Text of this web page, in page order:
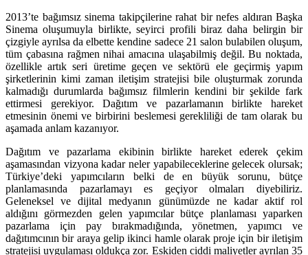
2013’te bağımsız sinema takipçilerine rahat bir nefes aldıran Başka
Sinema oluşumuyla birlikte, seyirci profili biraz daha belirgin bir
çizgiyle ayrılsa da elbette kendine sadece 21 salon bulabilen oluşum,
tüm çabasına rağmen nihai amacına ulaşabilmiş değil. Bu noktada,
özellikle artık seri üretime geçen ve sektörü ele geçirmiş yapım
şirketlerinin kimi zaman iletişim stratejisi bile oluşturmak zorunda
kalmadığı durumlarda bağımsız filmlerin kendini bir şekilde fark
ettirmesi gerekiyor. Dağıtım ve pazarlamanın birlikte hareket
etmesinin önemi ve birbirini beslemesi gerekliliği de tam olarak bu
aşamada anlam kazanıyor.
Dağıtım ve pazarlama ekibinin birlikte hareket ederek çekim
aşamasından vizyona kadar neler yapabileceklerine gelecek olursak;
Türkiye’deki yapımcıların belki de en büyük sorunu, bütçe
planlamasında pazarlamayı es geçiyor olmaları diyebiliriz.
Geleneksel ve dijital medyanın günümüzde ne kadar aktif rol
aldığını görmezden gelen yapımcılar bütçe planlaması yaparken
pazarlama için pay bırakmadığında, yönetmen, yapımcı ve
dağıtımcının bir araya gelip ikinci hamle olarak proje için bir iletişim
stratejisi uygulaması oldukça zor. Eskiden ciddi maliyetler ayrılan 35